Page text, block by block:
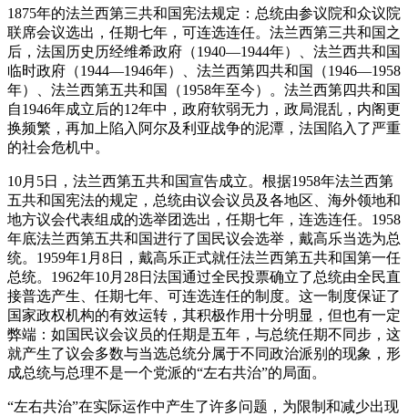
1875年的法兰西第三共和国宪法规定：总统由参议院和众议院
联席会议选出，任期七年，可连选连任。法兰西第三共和国之
后，法国历史历经维希政府（1940—1944年）、法兰西共和国
临时政府（1944—1946年）、法兰西第四共和国（1946—1958
年）、法兰西第五共和国（1958年至今）。法兰西第四共和国
自1946年成立后的12年中，政府软弱无力，政局混乱，内阁更
换频繁，再加上陷入阿尔及利亚战争的泥潭，法国陷入了严重
的社会危机中。
10月5日，法兰西第五共和国宣告成立。根据1958年法兰西第
五共和国宪法的规定，总统由议会议员及各地区、海外领地和
地方议会代表组成的选举团选出，任期七年，连选连任。1958
年底法兰西第五共和国进行了国民议会选举，戴高乐当选为总
统。1959年1月8日，戴高乐正式就任法兰西第五共和国第一任
总统。1962年10月28日法国通过全民投票确立了总统由全民直
接普选产生、任期七年、可连选连任的制度。这一制度保证了
国家政权机构的有效运转，其积极作用十分明显，但也有一定
弊端：如国民议会议员的任期是五年，与总统任期不同步，这
就产生了议会多数与当选总统分属于不同政治派别的现象，形
成总统与总理不是一个党派的“左右共治”的局面。
“左右共治”在实际运作中产生了许多问题，为限制和减少出现